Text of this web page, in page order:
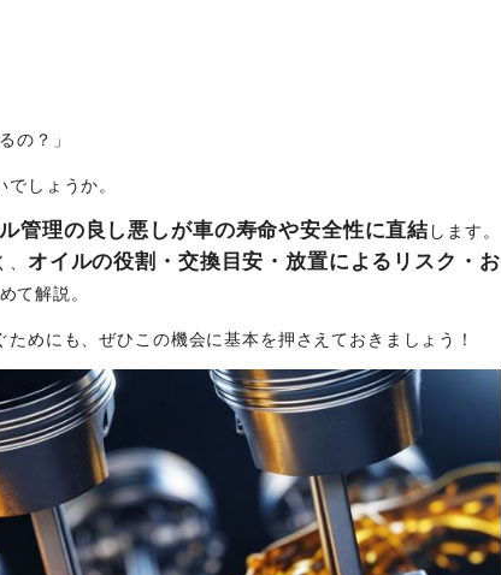
の？」
しょうか。
管理の良し悪しが車の寿命や安全性に直結 します。
オイルの役割・交換目安・放置によるリスク・お
て解説。
めにも、ぜひこの機会に基本を押さえておきましょう！